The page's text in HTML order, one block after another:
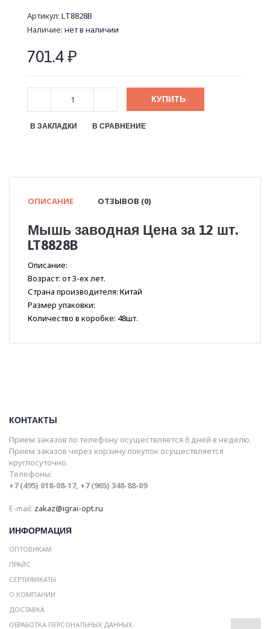
Артикул: LT8828B
Наличие: нет в наличии
701.4₽
КУПИТЬ
В ЗАКЛАДКИ В СРАВНЕНИЕ
ОПИСАНИЕ ОТЗЫВОВ (0)
Мышь заводная Цена за 12 шт.
LT8828B
Описание:
Возраст: от 3-ех лет.
Страна производителя: Китай
Размер упаковки:
Количество в коробке: 48шт.
КОНТАКТЫ
Прием заказов по телефону осуществляется 6 дней в неделю.
Прием заказов через корзину покупок осуществляется
круглосуточно.
Телефоны:
+7 (495) 018-08-17, +7 (965) 348-88-09
E-mail: zakaz@igrai-opt.ru
ИНФОРМАЦИЯ
ОПТОВИКАМ
ПРАЙС
СЕРТИФИКАТЫ
О КОМПАНИИ
ДОСТАВКА
ОБРАБОТКА ПЕРСОНАЛЬНЫХ ДАННЫХ